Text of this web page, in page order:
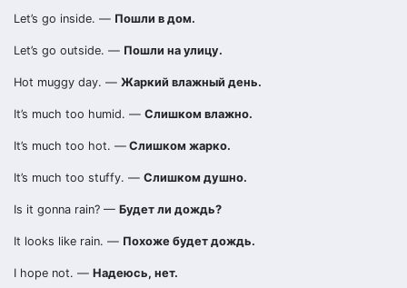
Let’s go inside. — Пошли в дом.
Let’s go outside. — Пошли на улицу.
Hot muggy day. — Жаркий влажный день.
It’s much too humid. — Слишком влажно.
It’s much too hot. — Слишком жарко.
It’s much too stuffy. — Слишком душно.
Is it gonna rain? — Будет ли дождь?
It looks like rain. — Похоже будет дождь.
I hope not. — Надеюсь, нет.